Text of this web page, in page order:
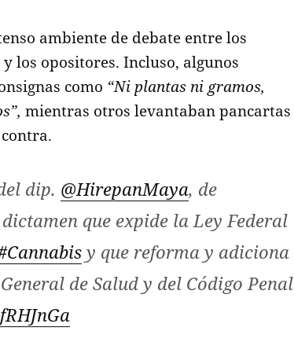
ambiente de debate entre los
los opositores. Incluso, algunos
como “Ni plantas ni gramos,
mientras otros levantaban pancartas
dip. @HirepanMaya, de
que expide la Ley Federal
y que reforma y adiciona
de Salud y del Código Penal